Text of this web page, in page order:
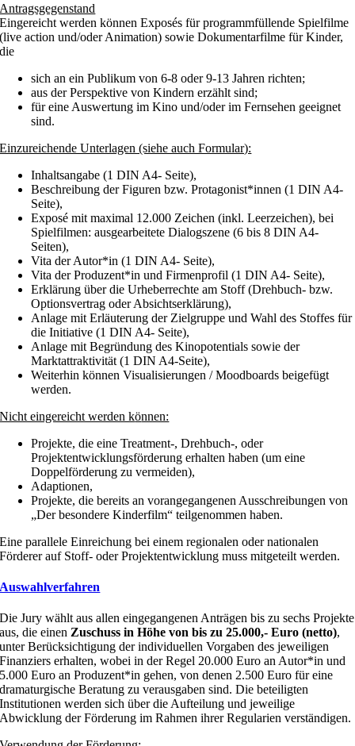
Antragsgegenstand
Eingereicht werden können Exposés für programmfüllende Spielfilme
(live action und/oder Animation) sowie Dokumentarfilme für Kinder,
die
sich an ein Publikum von 6-8 oder 9-13 Jahren richten;
aus der Perspektive von Kindern erzählt sind;
für eine Auswertung im Kino und/oder im Fernsehen geeignet
sind.
Einzureichende Unterlagen (siehe auch Formular):
Inhaltsangabe (1 DIN A4- Seite),
Beschreibung der Figuren bzw. Protagonist*innen (1 DIN A4-
Seite),
Exposé mit maximal 12.000 Zeichen (inkl. Leerzeichen), bei
Spielfilmen: ausgearbeitete Dialogszene (6 bis 8 DIN A4-
Seiten),
Vita der Autor*in (1 DIN A4- Seite),
Vita der Produzent*in und Firmenprofil (1 DIN A4- Seite),
Erklärung über die Urheberrechte am Stoff (Drehbuch- bzw.
Optionsvertrag oder Absichtserklärung),
Anlage mit Erläuterung der Zielgruppe und Wahl des Stoffes für
die Initiative (1 DIN A4- Seite),
Anlage mit Begründung des Kinopotentials sowie der
Marktattraktivität (1 DIN A4-Seite),
Weiterhin können Visualisierungen / Moodboards beigefügt
werden.
Nicht eingereicht werden können:
Projekte, die eine Treatment-, Drehbuch-, oder
Projektentwicklungsförderung erhalten haben (um eine
Doppelförderung zu vermeiden),
Adaptionen,
Projekte, die bereits an vorangegangenen Ausschreibungen von
„Der besondere Kinderfilm“ teilgenommen haben.
Eine parallele Einreichung bei einem regionalen oder nationalen
Förderer auf Stoff- oder Projektentwicklung muss mitgeteilt werden.
Auswahlverfahren
Die Jury wählt aus allen eingegangenen Anträgen bis zu sechs Projekte
aus, die einen Zuschuss in Höhe von bis zu 25.000,- Euro (netto),
unter Berücksichtigung der individuellen Vorgaben des jeweiligen
Finanziers erhalten, wobei in der Regel 20.000 Euro an Autor*in und
5.000 Euro an Produzent*in gehen, von denen 2.500 Euro für eine
dramaturgische Beratung zu verausgaben sind. Die beteiligten
Institutionen werden sich über die Aufteilung und jeweilige
Abwicklung der Förderung im Rahmen ihrer Regularien verständigen.